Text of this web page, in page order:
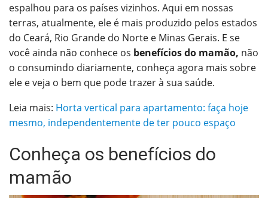
espalhou para os países vizinhos. Aqui em nossas
terras, atualmente, ele é mais produzido pelos estados
do Ceará, Rio Grande do Norte e Minas Gerais. E se
você ainda não conhece os benefícios do mamão, não
o consumindo diariamente, conheça agora mais sobre
ele e veja o bem que pode trazer à sua saúde.
Leia mais: Horta vertical para apartamento: faça hoje
mesmo, independentemente de ter pouco espaço
Conheça os benefícios do
mamão